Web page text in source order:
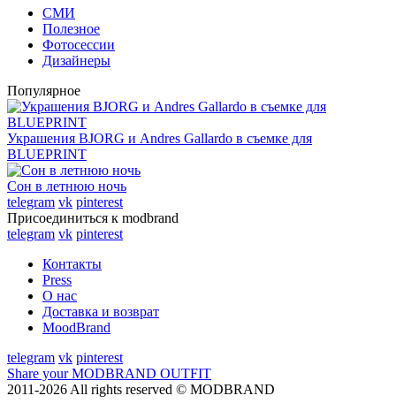
СМИ
Полезное
Фотосессии
Дизайнеры
Популярное
Украшения BJORG и Andres Gallardo в съемке для
BLUEPRINT
Сон в летнюю ночь
telegram vk pinterest
Присоединиться к modbrand
telegram vk pinterest
Контакты
Press
О нас
Доставка и возврат
MoodBrand
telegram vk pinterest
Share your MODBRAND OUTFIT
2011-2026 All rights reserved © MODBRAND